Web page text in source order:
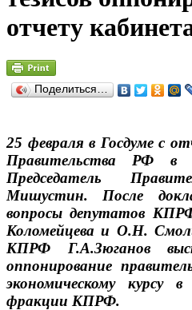
отчету
Поделиться…
25 февраля в Госдуме с
Правительства РФ в
Председатель
Мишустин. После
вопросы депутатов
Коломейцева и О.Н.
КПРФ Г.А.Зюганов
оппонирование
экономическому курсу
фракции КПРФ.